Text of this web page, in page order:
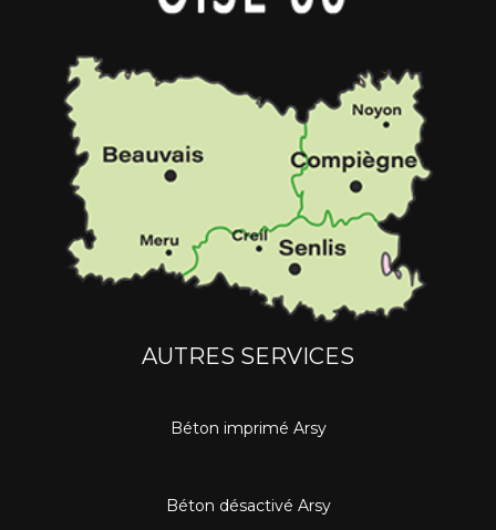
AUTRES SERVICES
Béton imprimé Arsy
Béton désactivé Arsy